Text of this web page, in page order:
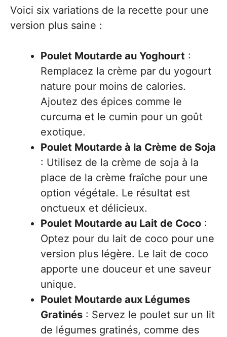
Voici six variations de la recette pour une
version plus saine :
Poulet Moutarde au Yoghourt :
Remplacez la crème par du yogourt
nature pour moins de calories.
Ajoutez des épices comme le
curcuma et le cumin pour un goût
exotique.
Poulet Moutarde à la Crème de Soja
: Utilisez de la crème de soja à la
place de la crème fraîche pour une
option végétale. Le résultat est
onctueux et délicieux.
Poulet Moutarde au Lait de Coco :
Optez pour du lait de coco pour une
version plus légère. Le lait de coco
apporte une douceur et une saveur
unique.
Poulet Moutarde aux Légumes
Gratinés : Servez le poulet sur un lit
de légumes gratinés, comme des